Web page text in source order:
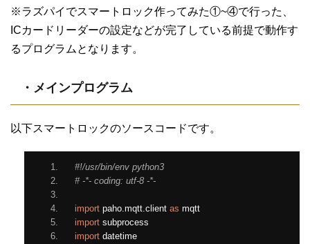
※ラズパイでスマートロック作ってみた①~④で行った、
ICカードリーダーの設定などが完了している前提で動作す
るプログラムとなります。
・メインプログラム
以下スマートロックのソースコードです。
#!/usr/bin/env python3
# -*- coding: utf-8 -*-
import paho.mqtt.client as mqtt
import subprocess
import datetime